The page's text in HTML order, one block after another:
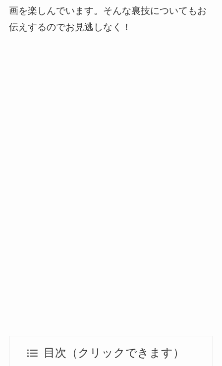
画を楽しんでいます。そんな裏技についてもお
伝えするのでお見逃しなく！
目次（クリックできます）